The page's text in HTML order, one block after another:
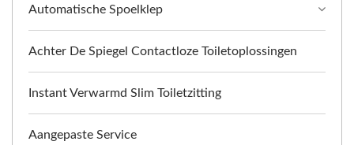
Automatische Spoelklep
Achter De Spiegel Contactloze Toiletoplossingen
Instant Verwarmd Slim Toiletzitting
Aangepaste Service